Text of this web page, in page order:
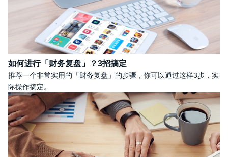
如何进行「财务复盘」？3招搞定
推荐一个非常实用的「财务复盘」的步骤，你可以通过这样3步，实
际操作搞定。